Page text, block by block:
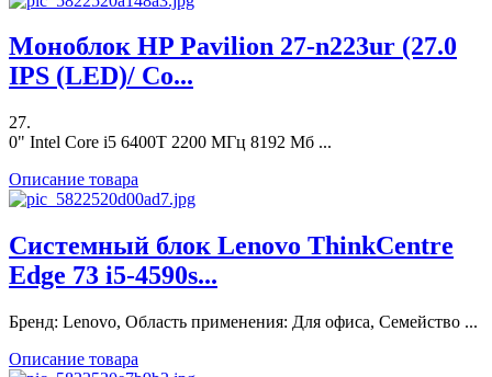
Моноблок HP Pavilion 27-n223ur (27.0
IPS (LED)/ Co...
27.
0" Intel Core i5 6400T 2200 МГц 8192 Мб ...
Описание товара
Системный блок Lenovo ThinkCentre
Edge 73 i5-4590s...
Бренд: Lenovo, Область применения: Для офиса, Семейство ...
Описание товара